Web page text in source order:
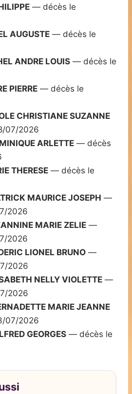
— décès le
AUGUSTE — décès le
ANDRE LOUIS — décès le
PIERRE — décès le
CHRISTIANE SUZANNE
07/2026
ARLETTE — décès
THERESE — décès le
MAURICE JOSEPH —
2026
MARIE ZELIE —
2026
LIONEL BRUNO —
2026
NELLY VIOLETTE —
2026
MARIE JEANNE
07/2026
GEORGES — décès le